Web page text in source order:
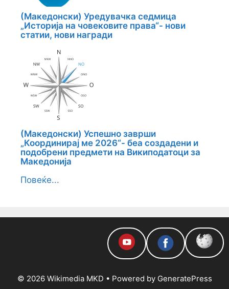
(Македонски) Уредувачка седмица
„Историја на човековите права“- нови
статии, нови награди
(Македонски) Успешно заврши
„Координирај ме 2026“- беа создадени и
подобрени предмети на Википодатоци за
Македонија
Повеќе...
© 2026 Wikimedia MKD • Powered by GeneratePress